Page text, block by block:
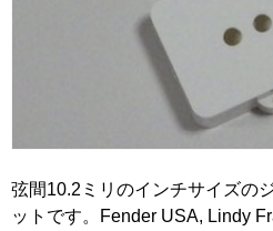
弦間10.2ミリのインチサイズの
ットです。Fender USA, Lindy